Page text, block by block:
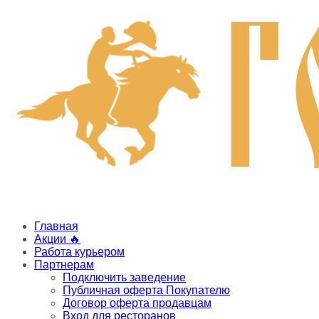
Главная
Акции 🔥
Работа курьером
Партнерам
Подключить заведение
Публичная оферта Покупателю
Договор оферта продавцам
Вход для ресторанов